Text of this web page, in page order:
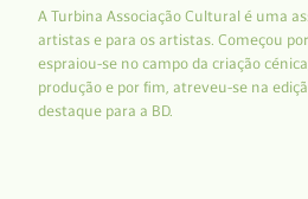
A Turbina Associação Cultural é uma
artistas e para os artistas. Começou
espraiou-se no campo da criação
produção e por fim, atreveu-se na
destaque para a BD.